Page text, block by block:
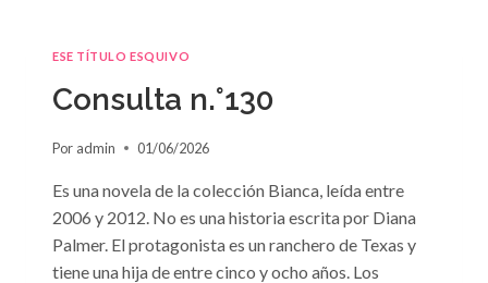
ESE TÍTULO ESQUIVO
Consulta n.°130
Por admin 01/06/2026
Es una novela de la colección Bianca, leída entre
2006 y 2012. No es una historia escrita por Diana
Palmer. El protagonista es un ranchero de Texas y
tiene una hija de entre cinco y ocho años. Los